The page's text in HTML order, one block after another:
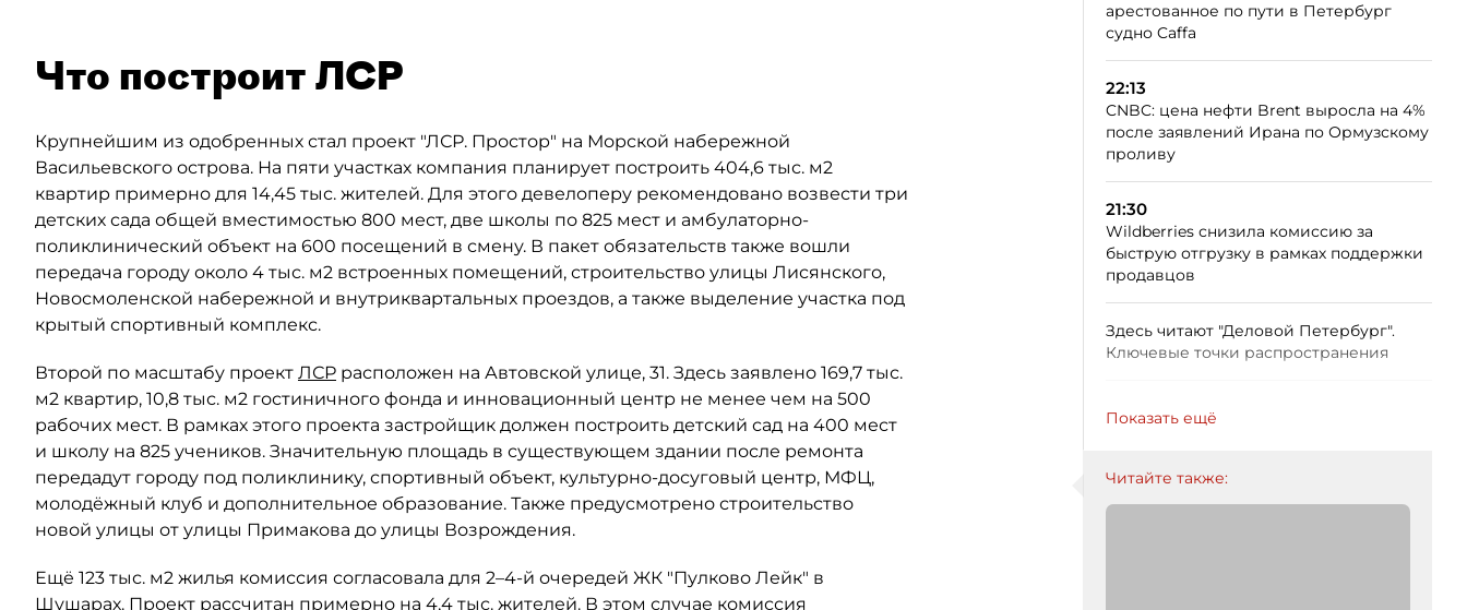
Что построит ЛСР
Крупнейшим из одобренных стал проект "ЛСР. Простор" на Морской набережной
Васильевского острова. На пяти участках компания планирует построить 404,6 тыс. м2
квартир примерно для 14,45 тыс. жителей. Для этого девелоперу рекомендовано возвести три
детских сада общей вместимостью 800 мест, две школы по 825 мест и амбулаторно-
поликлинический объект на 600 посещений в смену. В пакет обязательств также вошли
передача городу около 4 тыс. м2 встроенных помещений, строительство улицы Лисянского,
Новосмоленской набережной и внутриквартальных проездов, а также выделение участка под
крытый спортивный комплекс.
Второй по масштабу проект ЛСР расположен на Автовской улице, 31. Здесь заявлено 169,7 тыс.
м2 квартир, 10,8 тыс. м2 гостиничного фонда и инновационный центр не менее чем на 500
рабочих мест. В рамках этого проекта застройщик должен построить детский сад на 400 мест
и школу на 825 учеников. Значительную площадь в существующем здании после ремонта
передадут городу под поликлинику, спортивный объект, культурно-досуговый центр, МФЦ,
молодёжный клуб и дополнительное образование. Также предусмотрено строительство
новой улицы от улицы Примакова до улицы Возрождения.
Ещё 123 тыс. м2 жилья комиссия согласовала для 2–4-й очередей ЖК "Пулково Лейк" в
Шушарах. Проект рассчитан примерно на 4,4 тыс. жителей. В этом случае комиссия
арестованное по пути в Петербург
судно Caffa
22:13
CNBC: цена нефти Brent выросла на 4%
после заявлений Ирана по Ормузскому
проливу
21:30
Wildberries снизила комиссию за
быструю отгрузку в рамках поддержки
продавцов
Здесь читают "Деловой Петербург".
Ключевые точки распространения
Показать ещё
Читайте также: